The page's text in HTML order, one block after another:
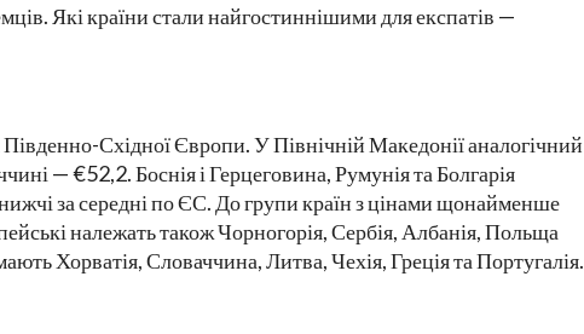
Які країни стали найгостиннішими для експатів —
Східної Європи. У Північній Македонії аналогічний
— €52,2. Боснія і Герцеговина, Румунія та Болгарія
за середні по ЄС. До групи країн з цінами щонайменше
належать також Чорногорія, Сербія, Албанія, Польща
Хорватія, Словаччина, Литва, Чехія, Греція та Португалія.